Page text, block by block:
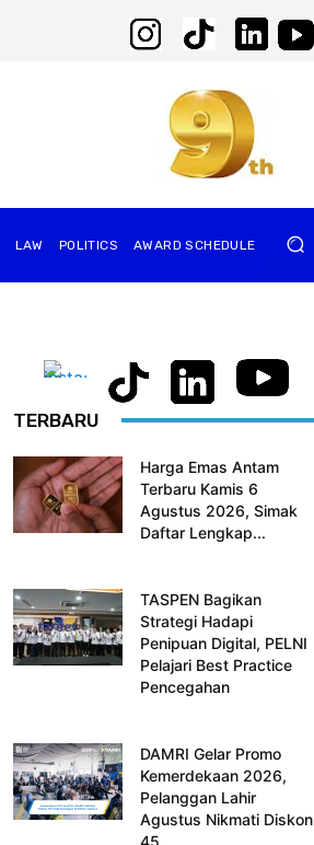
⁠LAW POLITICS AWARD SCHEDULE
TERBARU
Harga Emas Antam
Terbaru Kamis 6
Agustus 2026, Simak
Daftar Lengkap...
TASPEN Bagikan
Strategi Hadapi
Penipuan Digital, PELNI
Pelajari Best Practice
Pencegahan
DAMRI Gelar Promo
Kemerdekaan 2026,
Pelanggan Lahir
Agustus Nikmati Diskon
45...